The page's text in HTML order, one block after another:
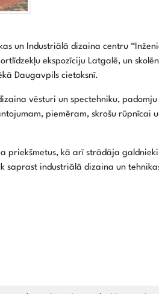
un Industriālā dizaina centru
ekspozīciju Latgalē, un
Daugavpils cietoksnī.
vēsturi un spectehniku,
piemēram, skrošu rūpnīcai
priekšmetus, kā arī strādāja
saprast industriālā dizaina un